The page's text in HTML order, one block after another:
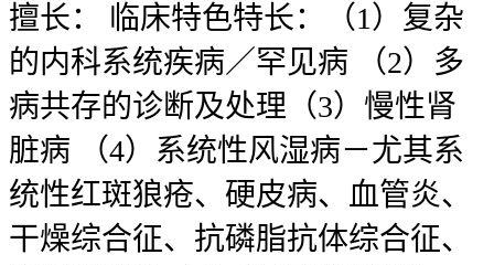
擅长：
临床特色特长：（1）复杂
的内科系统疾病／罕见病 （2）多
病共存的诊断及处理（3）慢性肾
脏病 （4）系统性风湿病－尤其系
统性红斑狼疮、硬皮病、血管炎、
干燥综合征、抗磷脂抗体综合征、